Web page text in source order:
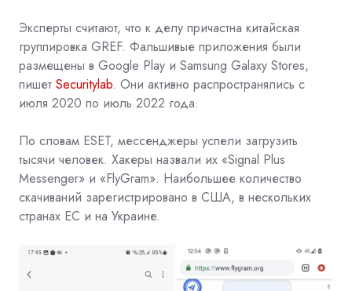
Эксперты считают, что к делу причастна китайская
группировка GREF. Фальшивые приложения были
размещены в Google Play и Samsung Galaxy Stores,
пишет Securitylab. Они активно распространялись с
июля 2020 по июль 2022 года.
По словам ESET, мессенджеры успели загрузить
тысячи человек. Хакеры назвали их «Signal Plus
Messenger» и «FlyGram». Наибольшее количество
скачиваний зарегистрировано в США, в нескольких
странах ЕС и на Украине.